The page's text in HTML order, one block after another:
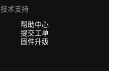
技术支持
帮助中心
提交工单
固件升级